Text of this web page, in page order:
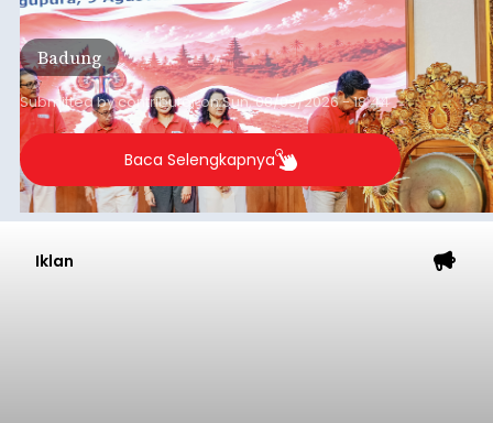
disampaikannya saat menghadiri Sarasehan
Pejuang Dialisis yang digelar RSD Mangusada di
Ruang Kertha Gosana, Puspem Badung, Minggu
(9/8/2026).
Badung
Submitted bycontributoronSun, 08/09/2026 - 18:44
Baca Selengkapnya
Iklan